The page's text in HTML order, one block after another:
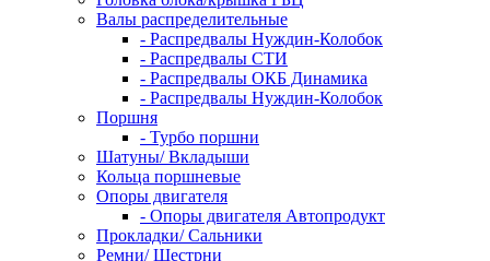
Валы распределительные
- Распредвалы Нуждин-Колобок
- Распредвалы СТИ
- Распредвалы ОКБ Динамика
- Распредвалы Нуждин-Колобок
Поршня
- Турбо поршни
Шатуны/ Вкладыши
Кольца поршневые
Опоры двигателя
- Опоры двигателя Автопродукт
Прокладки/ Сальники
Ремни/ Шестрни